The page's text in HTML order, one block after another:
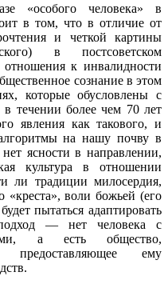
«особого человека» в
в том, что в отличие от
и четкой картины
в постсоветском
отношения к инвалидности
сознание в этом
которые обусловлены с
течении более чем 70 лет
явления как такового, и
на нашу почву в
ясности в направлении,
культура в отношении
ли традиции милосердия,
«креста», воли божьей (его
пытаться адаптировать
— нет человека с
а есть общество,
ему